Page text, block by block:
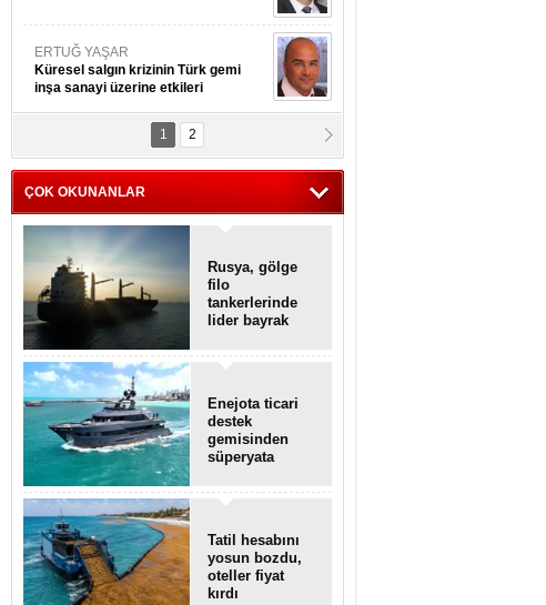
ERTUĞ YAŞAR
Küresel salgın krizinin Türk gemi
inşa sanayi üzerine etkileri
Kpt. MESUT AZMİ GÖKSOY
ithafen...
1 2
ÇOK OKUNANLAR
Rusya, gölge
filo
tankerlerinde
lider bayrak
Enejota ticari
destek
gemisinden
süperyata
Tatil hesabını
yosun bozdu,
oteller fiyat
kırdı